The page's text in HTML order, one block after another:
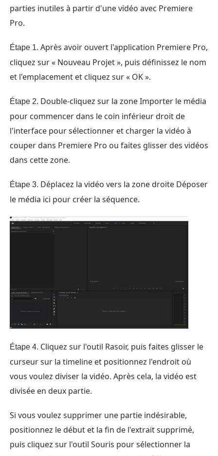
parties inutiles à partir d'une vidéo avec Premiere
Pro.
Étape 1. Après avoir ouvert l'application Premiere Pro,
cliquez sur « Nouveau Projet », puis définissez le nom
et l'emplacement et cliquez sur « OK ».
Étape 2. Double-cliquez sur la zone Importer le média
pour commencer dans le coin inférieur droit de
l'interface pour sélectionner et charger la vidéo à
couper dans Premiere Pro ou faites glisser des vidéos
dans cette zone.
Étape 3. Déplacez la vidéo vers la zone droite Déposer
le média ici pour créer la séquence.
Étape 4. Cliquez sur l'outil Rasoir, puis faites glisser le
curseur sur la timeline et positionnez l'endroit où
vous voulez diviser la vidéo. Après cela, la vidéo est
divisée en deux partie.
Si vous voulez supprimer une partie indésirable,
positionnez le début et la fin de l'extrait supprimé,
puis cliquez sur l'outil Souris pour sélectionner la